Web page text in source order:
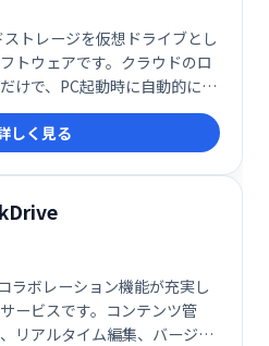
トレージを仮想ドライブとし
トウェアです。クラウドのロ
けで、PC起動時に自動的にす
され、まるでローカルドライ
。煩わしいログイン作業から
レージをより効率的に活用で
しく見る
ボレーション機能が充実し
ービスです。コンテンツ管
リアルタイム編集、バージョ